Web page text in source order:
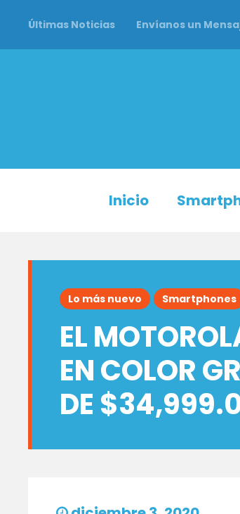
Últimas Noticias Envíanos un
Inicio
Lo más nuevo Smartphones
EL
EN COLOR
DE